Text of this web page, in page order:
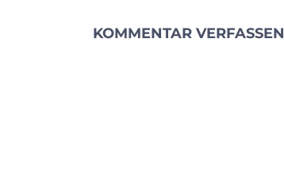
KOMMENTAR VERFASSEN